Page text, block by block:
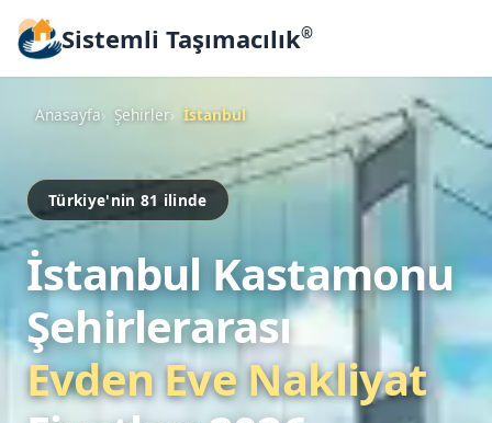
Sistemli Taşımacılık®
Anasayfa Şehirler İstanbul
Türkiye'nin 81 ilinde
İstanbul Kastamonu
Şehirlerarası
Evden Eve Nakliyat